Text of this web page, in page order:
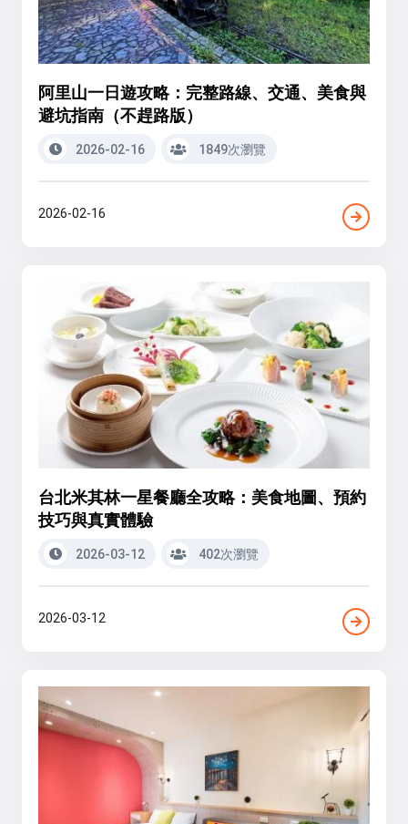
阿里山一日遊攻略：完整路線、交通、美食與
避坑指南（不趕路版）
2026-02-16 1849次瀏覽
2026-02-16
台北米其林一星餐廳全攻略：美食地圖、預約
技巧與真實體驗
2026-03-12 402次瀏覽
2026-03-12